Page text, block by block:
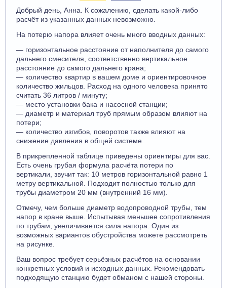
Добрый день, Анна. К сожалению, сделать какой-либо
расчёт из указанных данных невозможно.
На потерю напора влияет очень много вводных данных:
— горизонтальное расстояние от наполнителя до самого
дальнего смесителя, соответственно вертикальное
расстояние до самого дальнего крана;
— количество квартир в вашем доме и ориентировочное
количество жильцов. Расход на одного человека принято
считать 36 литров / минуту;
— место установки бака и насосной станции;
— диаметр и материал труб прямым образом влияют на
потери;
— количество изгибов, поворотов также влияют на
снижение давления в общей системе.
В прикрепленной таблице приведены ориентиры для вас.
Есть очень грубая формула расчёта потери по
вертикали, звучит так: 10 метров горизонтальной равно 1
метру вертикальной. Подходит полностью только для
трубы диаметром 20 мм (внутренний 16 мм).
Отмечу, чем больше диаметр водопроводной трубы, тем
напор в кране выше. Испытывая меньшее сопротивления
по трубам, увеличивается сила напора. Один из
возможных вариантов обустройства можете рассмотреть
на рисунке.
Ваш вопрос требует серьёзных расчётов на основании
конкретных условий и исходных данных. Рекомендовать
подходящую станцию будет обманом с нашей стороны.